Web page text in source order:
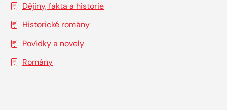
Dějiny, fakta a historie
Historické romány
Povídky a novely
Romány